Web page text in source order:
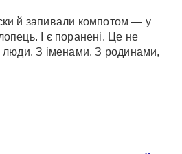
й запивали компотом — у
І є поранені. Це не
люди. З іменами. З родинами,